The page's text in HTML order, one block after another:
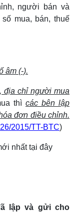
người bán và
mua, bán, thuế
âm (-).
địa chỉ người mua
thì các bên lập
đơn điều chỉnh.
2015/TT-BTC)
nhất tại đây
lập và gửi cho